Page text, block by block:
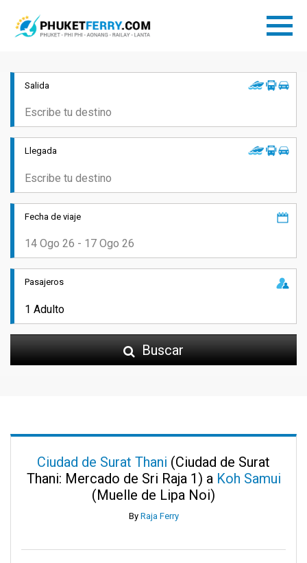
Salida
Llegada
Fecha de viaje
Pasajeros
Buscar
Ciudad de Surat Thani (Ciudad de Surat
Thani: Mercado de Sri Raja 1) a Koh Samui
(Muelle de Lipa Noi)
By Raja Ferry